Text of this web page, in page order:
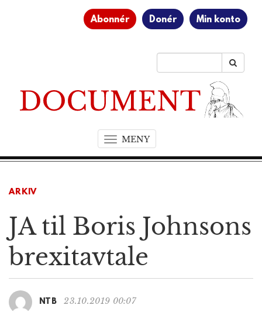
Abonnér Donér Min konto
MENYT
o
n
a
ARKIV
JA til Boris Johnsons
brexitavtale
NTB 23.10.2019 00:07